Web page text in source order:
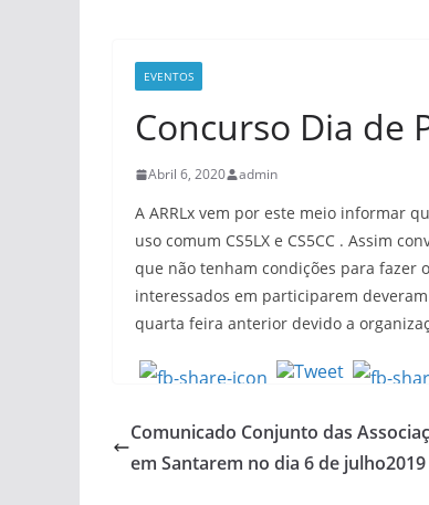
EVENTOS
Concurso Dia de
Abril 6, 2020 admin
A ARRLx vem por este meio informar
uso comum CS5LX e CS5CC . Assim
que não tenham condições para fazer
interessados em participarem
quarta feira anterior devido a
Comunicado Conjunto das
em Santarem no dia 6 de julho2019